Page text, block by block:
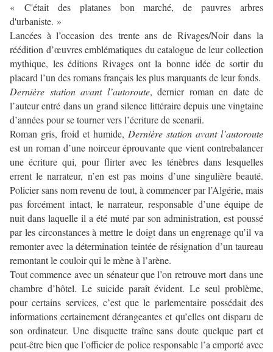
« C'était des platanes bon marché, de pauvres arbres
d'urbaniste. »
Lancées à l’occasion des trente ans de Rivages/Noir dans la
réédition d’œuvres emblématiques du catalogue de leur collection
mythique, les éditions Rivages ont la bonne idée de sortir du
placard l’un des romans français les plus marquants de leur fonds.
Dernière station avant l’autoroute, dernier roman en date de
l’auteur entré dans un grand silence littéraire depuis une vingtaine
d’années pour se tourner vers l’écriture de scenarii.
Roman gris, froid et humide, Dernière station avant l’autoroute
est un roman d’une noirceur éprouvante que vient contrebalancer
une écriture qui, pour flirter avec les ténèbres dans lesquelles
errent le narrateur, n’en est pas moins d’une singulière beauté.
Policier sans nom revenu de tout, à commencer par l’Algérie, mais
pas forcément intact, le narrateur, responsable d’une équipe de
nuit dans laquelle il a été muté par son administration, est poussé
par les circonstances à mettre le doigt dans un engrenage qu’il va
remonter avec la détermination teintée de résignation d’un taureau
remontant le couloir qui le mène à l’arène.
Tout commence avec un sénateur que l’on retrouve mort dans une
chambre d’hôtel. Le suicide paraît évident. Le seul problème,
pour certains services, c’est que le parlementaire possédait des
informations certainement dérangeantes et qu’elles ont disparu de
son ordinateur. Une disquette traîne sans doute quelque part et
peut-être bien que l’officier de police responsable l’a emporté avec